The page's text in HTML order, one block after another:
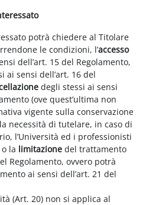
potrà chiedere al Titolare
le condizioni, l’accesso
dell’art. 15 del Regolamento,
ai sensi dell’art. 16 del
degli stessi ai sensi
(ove quest’ultima non
vigente sulla conservazione
necessità di tutelare, in caso di
l’Università ed i professionisti
la limitazione del trattamento
Regolamento, ovvero potrà
ai sensi dell’art. 21 del
(Art. 20) non si applica al